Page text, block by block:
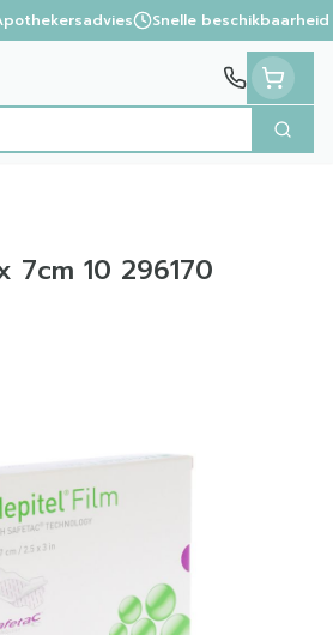
Snelle beschikbaarheid
Zoek
7cm 10 296170